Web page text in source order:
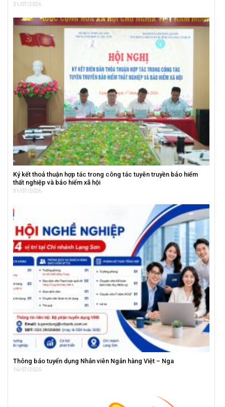
31/07/2026
Ký kết thoả thuận hợp tác trong công tác tuyên truyền bảo hiểm
thất nghiệp và bảo hiểm xã hội
31/07/2026
Thông báo tuyển dụng Nhân viên Ngân hàng Việt – Nga
16/07/2026